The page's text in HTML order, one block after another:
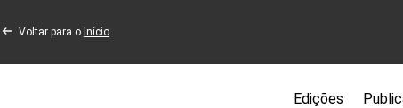
Voltar para o Início
Edições